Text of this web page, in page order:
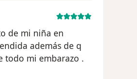
de mi niña en
además de q
todo mi embarazo .